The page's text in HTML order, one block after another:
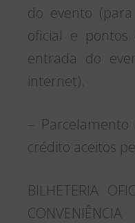
do evento
oficial e
entrada do
internet).
–
crédito aceitos
BILHETERIA
CONVENIÊNCIA